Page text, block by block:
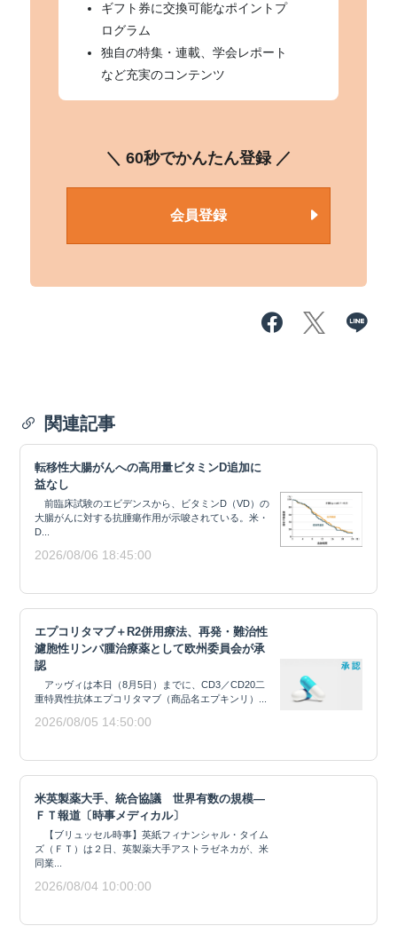
ギフト券に交換可能なポイントプ
ログラム
独自の特集・連載、学会レポート
など充実のコンテンツ
＼ 60秒でかんたん登録 ／
会員登録
関連記事
転移性大腸がんへの高用量ビタミンD追加に
益なし
前臨床試験のエビデンスから、ビタミンD（VD）の
大腸がんに対する抗腫瘍作用が示唆されている。米・
D...
2026/08/06 18:45:00
エプコリタマブ＋R2併用療法、再発・難治性
濾胞性リンパ腫治療薬として欧州委員会が承
認
アッヴィは本日（8月5日）までに、CD3／CD20二
重特異性抗体エプコリタマブ（商品名エプキンリ）...
2026/08/05 14:50:00
米英製薬大手、統合協議 世界有数の規模―
ＦＴ報道〔時事メディカル〕
【ブリュッセル時事】英紙フィナンシャル・タイム
ズ（ＦＴ）は２日、英製薬大手アストラゼネカが、米
同業...
2026/08/04 10:00:00